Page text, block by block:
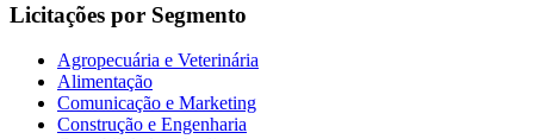
Licitações por Segmento
Agropecuária e Veterinária
Alimentação
Comunicação e Marketing
Construção e Engenharia